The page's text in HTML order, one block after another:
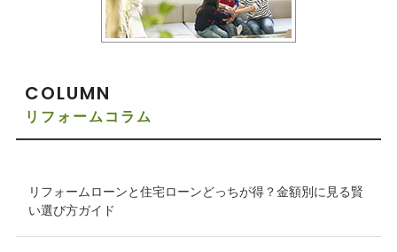
COLUMN
リフォームコラム
リフォームローンと住宅ローンどっちが得？金額別に見る賢
い選び方ガイド